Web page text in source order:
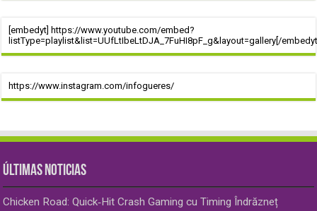
[embedyt] https://www.youtube.com/embed?
listType=playlist&list=UUfLtIbeLtDJA_7FuHI8pF_g&layout=gallery[/
https://www.instagram.com/infogueres/
ÚLTIMAS NOTICIAS
Chicken Road: Quick‑Hit Crash Gaming cu Timing Îndrăzneț